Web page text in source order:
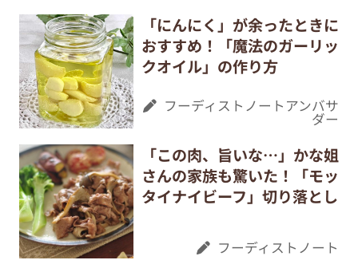
「にんにく」が余ったときに
おすすめ！「魔法のガーリッ
クオイル」の作り方
フーディストノートアンバサ
ダー
「この肉、旨いな…」かな姐
さんの家族も驚いた！「モッ
タイナイビーフ」切り落とし
フーディストノート